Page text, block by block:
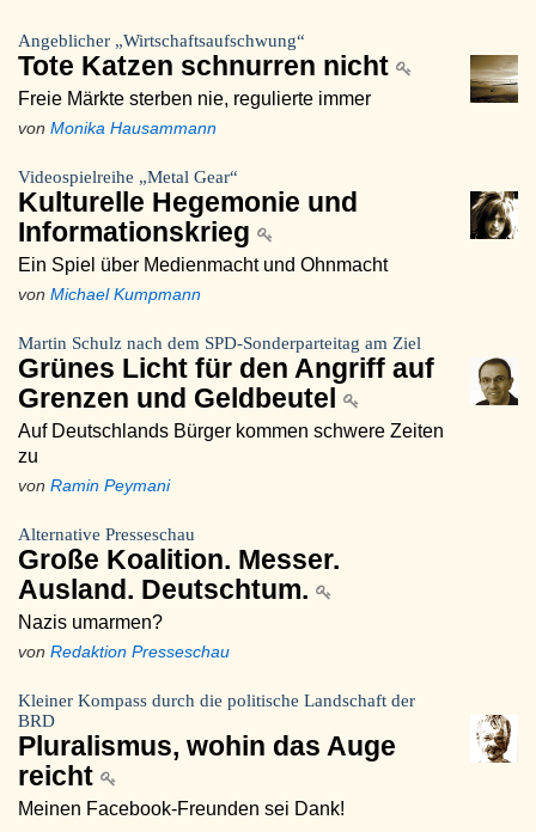
Angeblicher „Wirtschaftsaufschwung“
Tote Katzen schnurren nicht
Freie Märkte sterben nie, regulierte immer
von Monika Hausammann
Videospielreihe „Metal Gear“
Kulturelle Hegemonie und
Informationskrieg
Ein Spiel über Medienmacht und Ohnmacht
von Michael Kumpmann
Martin Schulz nach dem SPD-Sonderparteitag am Ziel
Grünes Licht für den Angriff auf
Grenzen und Geldbeutel
Auf Deutschlands Bürger kommen schwere Zeiten
zu
von Ramin Peymani
Alternative Presseschau
Große Koalition. Messer.
Ausland. Deutschtum.
Nazis umarmen?
von Redaktion Presseschau
Kleiner Kompass durch die politische Landschaft der
BRD
Pluralismus, wohin das Auge
reicht
Meinen Facebook-Freunden sei Dank!